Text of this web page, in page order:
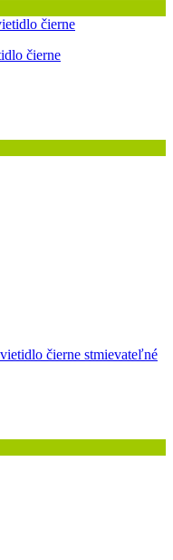
čierne
čierne stmievateľné